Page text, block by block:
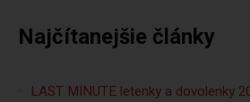
Najčítanejšie články
LAST MINUTE letenky a dovolenky